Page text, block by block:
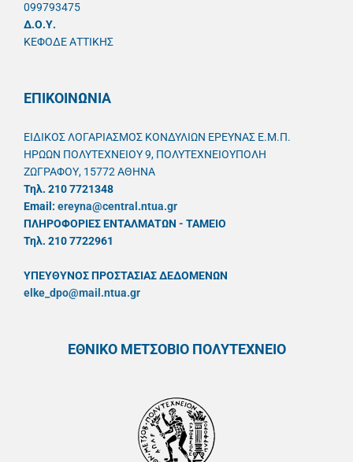
099793475
Δ.Ο.Υ.
ΚΕΦΟΔΕ ΑΤΤΙΚΗΣ
ΕΠΙΚΟΙΝΩΝΙΑ
ΕΙΔΙΚΟΣ ΛΟΓΑΡΙΑΣΜΟΣ ΚΟΝΔΥΛΙΩΝ ΕΡΕΥΝΑΣ Ε.Μ.Π.
ΗΡΩΩΝ ΠΟΛΥΤΕΧΝΕΙΟΥ 9, ΠΟΛΥΤΕΧΝΕΙΟΥΠΟΛΗ
ΖΩΓΡΑΦΟΥ, 15772 ΑΘΗΝΑ
Τηλ. 210 7721348
Email: ereyna@central.ntua.gr
ΠΛΗΡΟΦΟΡΙΕΣ ΕΝΤΑΛΜΑΤΩΝ - ΤΑΜΕΙΟ
Τηλ. 210 7722961
ΥΠΕΥΘYΝΟΣ ΠΡΟΣΤΑΣΙΑΣ ΔΕΔΟΜΕΝΩΝ
elke_dpo@mail.ntua.gr
ΕΘΝΙΚΟ ΜΕΤΣΟΒΙΟ ΠΟΛΥΤΕΧΝΕΙΟ